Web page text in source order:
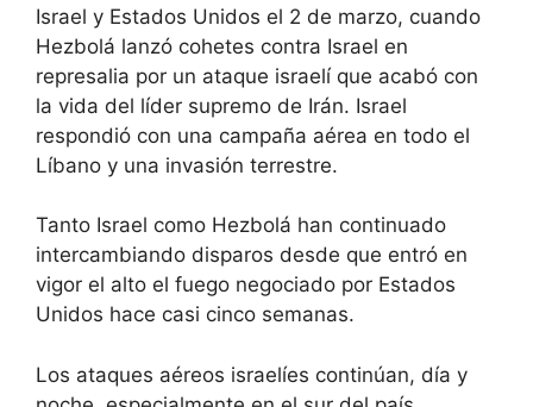
Israel y Estados Unidos el 2 de marzo, cuando
Hezbolá lanzó cohetes contra Israel en
represalia por un ataque israelí que acabó con
la vida del líder supremo de Irán. Israel
respondió con una campaña aérea en todo el
Líbano y una invasión terrestre.
Tanto Israel como Hezbolá han continuado
intercambiando disparos desde que entró en
vigor el alto el fuego negociado por Estados
Unidos hace casi cinco semanas.
Los ataques aéreos israelíes continúan, día y